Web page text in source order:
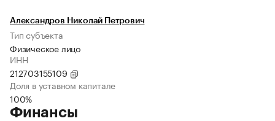
Александров Николай Петрович
Тип субъекта
Физическое лицо
ИНН
212703155109
Доля в уставном капитале
100%
Финансы